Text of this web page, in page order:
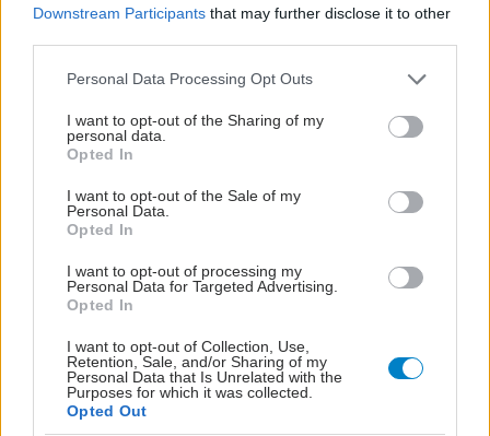
Downstream Participants that may further disclose it to other
Please note that this website/app uses one or more Google
not limited to your visit or usage behaviour. You may click to
grant or deny consent to Google and its third-party tags to
use your data for below specified purposes in below Google
consent section.
Personal Data Processing Opt Outs
I want to opt-out of the Sharing of my
personal data.
Opted In
I want to opt-out of the Sale of my
Personal Data.
Opted In
I want to opt-out of processing my
Personal Data for Targeted Advertising.
Opted In
I want to opt-out of Collection, Use,
Retention, Sale, and/or Sharing of my
Personal Data that Is Unrelated with the
Purposes for which it was collected.
Opted Out
ΜΠΕΙΤΕ ΣΤΗ ΣΥΖΗΤΗΣΗ
Loading...